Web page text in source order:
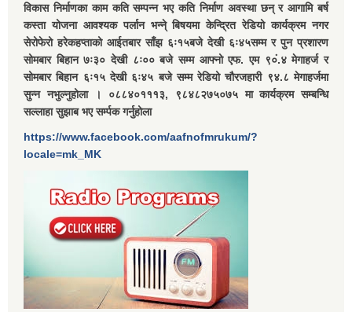
विकास निर्माणका काम कति सम्पन्न भए कति निर्माण अवस्था छन् र आगामि बर्ष
कस्ता योजना आवश्यक पर्लान भन्ने् बिषयमा केन्द्रित रेडियो कार्यक्रम नगर
सेरोफेरो हरेकहप्ताको आईतबार साँझ ६ः१५बजे देखी ६ः४५सम्म र पुन प्रशारण
सोमबार बिहान ७ः३० देखी ८ः०० बजे सम्म आफ्नो एफ. एम ९०ं.४ मेगाहर्ज र
सोमबार बिहान ६ः१५ देखी ६ः४५ बजे सम्म रेडियो चौरजहारी ९४.८ मेगाहर्जमा
सुन्न नभुल्नुहोला । ०८८४०१११३, ९८४८२७५०७५ मा कार्यक्रम सम्बन्धि
सल्लाहा सुझाब भए सर्म्पक गर्नुहोला
https://www.facebook.com/aafnofmrukum/?
locale=mk_MK